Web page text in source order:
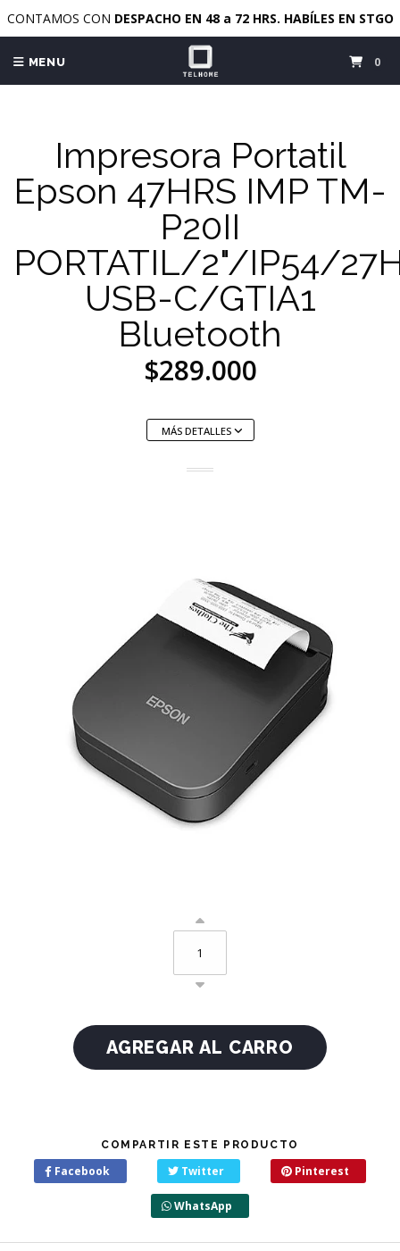
CONTAMOS CON DESPACHO EN 48 a 72 HRS. HABÍLES EN STGO
MENU 0
Impresora Portatil
Epson 47HRS IMP TM-
P20II
PORTATIL/2"/IP54/
USB-C/GTIA1
Bluetooth
$289.000
MÁS DETALLES
COMPARTIR ESTE PRODUCTO
Facebook Twitter Pinterest
WhatsApp